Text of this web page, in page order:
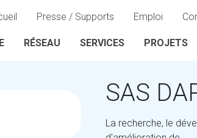
Presse / Supports Emploi
RÉSEAU SERVICES PROJETS
SAS
La recherche, le